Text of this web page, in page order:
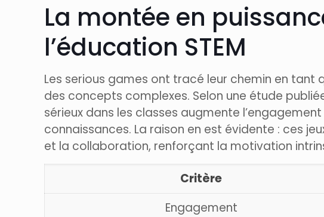
La montée en
l’éducation STEM
Les serious games ont tracé leur chemin en
des concepts complexes. Selon une étude
sérieux dans les classes augmente
connaissances. La raison en est évidente : ces
et la collaboration, renforçant la motivation
Critère
Engagement